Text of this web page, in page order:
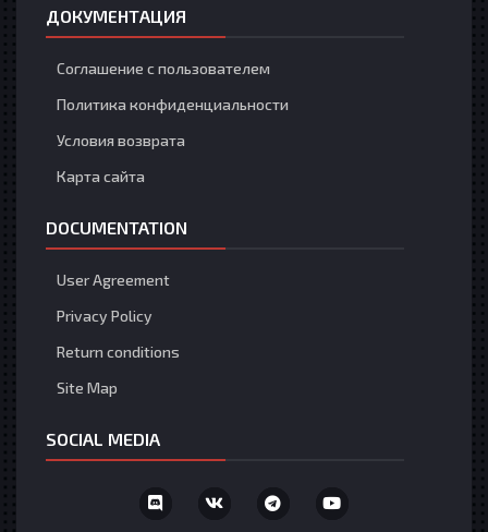
ДОКУМЕНТАЦИЯ
Соглашение с пользователем
Политика конфиденциальности
Условия возврата
Карта сайта
DOCUMENTATION
User Agreement
Privacy Policy
Return conditions
Site Map
SOCIAL MEDIA